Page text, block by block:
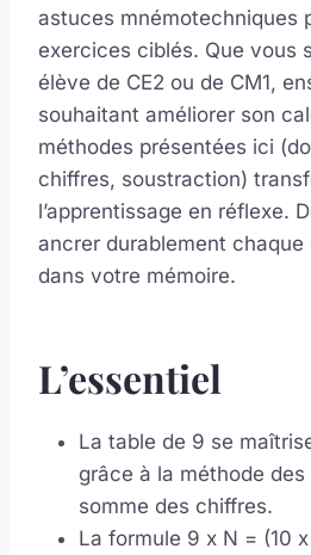
astuces mnémotechniques
exercices ciblés. Que vous
élève de CE2 ou de CM1,
souhaitant améliorer son
méthodes présentées ici
chiffres, soustraction)
l’apprentissage en réflexe.
ancrer durablement
dans votre mémoire.
L’essentiel
La table de 9 se
grâce à la méthode
somme des chiffres.
La formule 9 x N = (10